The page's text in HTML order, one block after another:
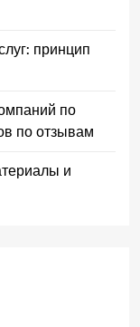
принцип
по
по отзывам
и